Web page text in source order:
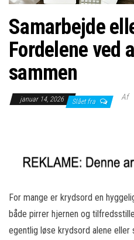
Samarbejde
Fordelene ved
sammen
januar 14, 2026 Slået fra Af
For mange er krydsord en
både pirrer hjernen og
egentlig løse krydsord alene eller